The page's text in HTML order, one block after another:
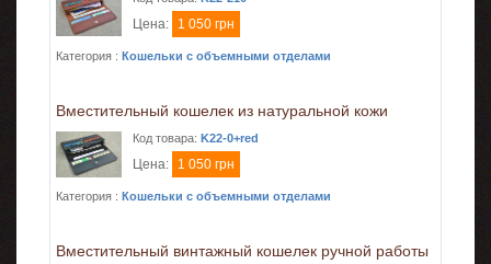
Цена: 1 050 грн
Категория : Кошельки с объемными отделами
Вместительный кошелек из натуральной кожи
Код товара: K22-0+red
Цена: 1 050 грн
Категория : Кошельки с объемными отделами
Вместительный винтажный кошелек ручной работы